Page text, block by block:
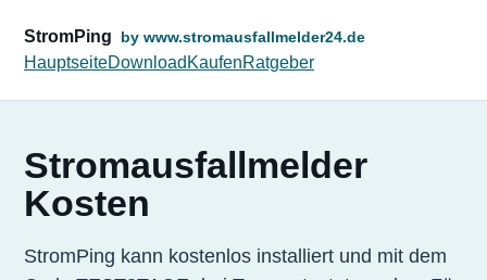
StromPing by www.stromausfallmelder24.de
HauptseiteDownload KaufenRatgeber
Stromausfallmelder
Kosten
StromPing kann kostenlos installiert und mit dem